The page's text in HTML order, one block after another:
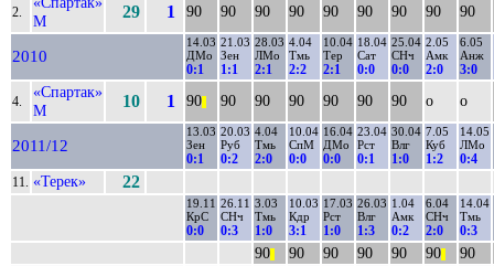
2.
М
29 1 90 90 90 90 90 90 90 90 90
2010
14.03
ДМо
0:1
21.03
Зен
1:1
28.03
ЛМо
2:1
4.04
Тмь
2:2
10.04
Тер
2:1
18.04
Сат
0:0
25.04
СНч
0:0
2.05
Амк
2:0
6.05
Анж
3:0
4.
«Спартак»
М
10 1 90 90 90 90 90 90 90 о о
2011/12
13.03
Зен
0:1
20.03
Руб
0:2
4.04
Тмь
2:0
10.04
СпМ
0:0
16.04
ДМо
0:0
23.04
Рст
0:1
30.04
Влг
1:0
7.05
Куб
1:2
14.05
ЛМо
0:4
11. «Терек» 22
19.11
КрС
0:0
26.11
СНч
0:3
3.03
Тмь
1:0
10.03
Кдр
3:1
17.03
Рст
1:0
26.03
Влг
1:3
1.04
Амк
0:2
6.04
СНч
2:0
14.04
Тмь
0:3
90 90 90 90 90 90
90